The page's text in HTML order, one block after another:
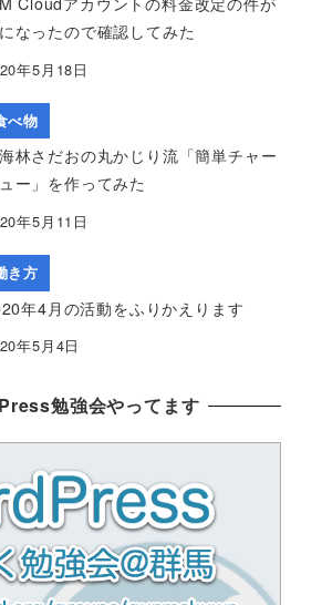
なったので確認してみた
年5月18日
べ物
林さだおの丸かじり流「簡単チャー
ー」を作ってみた
年5月11日
き方
年4月の活動をふりかえります
年5月4日
勉強会やってます